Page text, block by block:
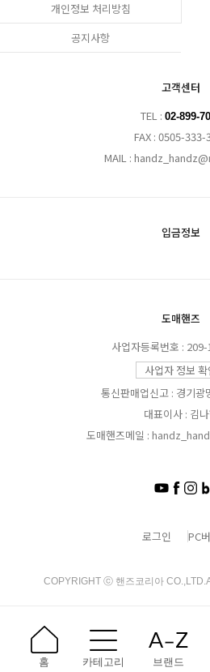
홈 카테고리 브랜드
개인정보 처리방침
공지사항
고객센터
TEL : 02-899-
FAX : 0505-333-
MAIL :
입금정보
도매핸즈
사업자등록번호 :
사업자 정보 확
통신판매업신고 : 경기광
대표이사 : 김
도매핸즈메일 :
로그인 PC
COPYRIGHT ⓒ 핸즈코리아